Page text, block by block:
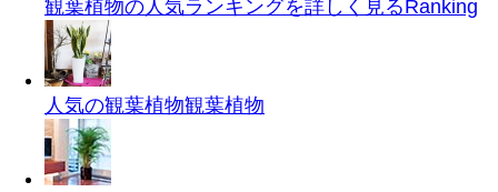
観葉植物の人気ランキングを詳しく見るRanking
人気の観葉植物観葉植物